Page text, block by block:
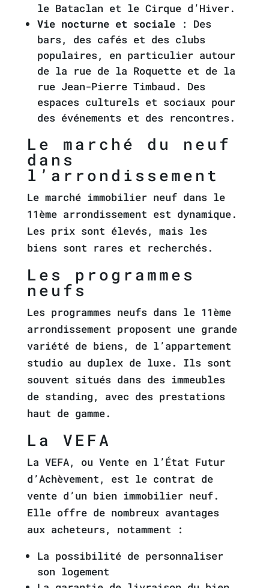
le Bataclan et le Cirque d’Hiver.
Vie nocturne et sociale: Des
bars, des cafés et des clubs
populaires, en particulier autour
de la rue de la Roquette et de la
rue Jean-Pierre Timbaud. Des
espaces culturels et sociaux pour
des événements et des rencontres.
Le marché du neuf
dans
l’arrondissement
Le marché immobilier neuf dans le
11ème arrondissement est dynamique.
Les prix sont élevés, mais les
biens sont rares et recherchés.
Les programmes
neufs
Les programmes neufs dans le 11ème
arrondissement proposent une grande
variété de biens, de l’appartement
studio au duplex de luxe. Ils sont
souvent situés dans des immeubles
de standing, avec des prestations
haut de gamme.
La VEFA
La VEFA, ou Vente en l’État Futur
d’Achèvement, est le contrat de
vente d’un bien immobilier neuf.
Elle offre de nombreux avantages
aux acheteurs, notamment :
La possibilité de personnaliser
son logement